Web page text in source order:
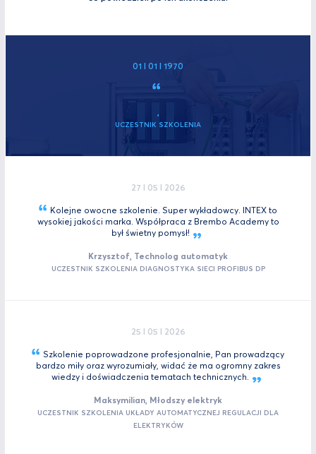
01 I 01 I 1970
,
UCZESTNIK SZKOLENIA
27 I 05 I 2026
Kolejne owocne szkolenie. Super wykładowcy. INTEX to
wysokiej jakości marka. Współpraca z Brembo Academy to
był świetny pomysł!
Krzysztof, Technolog automatyk
UCZESTNIK SZKOLENIA DIAGNOSTYKA SIECI PROFIBUS DP
25 I 05 I 2026
Szkolenie poprowadzone profesjonalnie, Pan prowadzący
bardzo miły oraz wyrozumiały, widać że ma ogromny zakres
wiedzy i doświadczenia tematachtechnicznych.
Maksymilian, Młodszy elektryk
UCZESTNIK SZKOLENIA UKŁADY AUTOMATYCZNEJ REGULACJI DLA
ELEKTRYKÓW